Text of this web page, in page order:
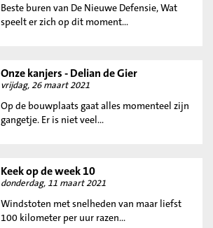
Beste buren van De Nieuwe Defensie, Wat
speelt er zich op dit moment...
Onze kanjers - Delian de Gier
vrijdag, 26 maart 2021
Op de bouwplaats gaat alles momenteel zijn
gangetje. Er is niet veel...
Keek op de week 10
donderdag, 11 maart 2021
Windstoten met snelheden van maar liefst
100 kilometer per uur razen...